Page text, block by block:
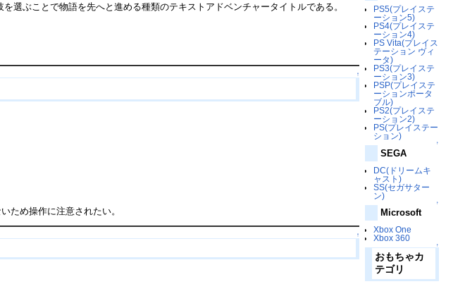
選ぶことで物語を先へと進める種類のテキストアドベンチャータイトルである。
↑
ため操作に注意されたい。
↑
PS5(プレイステ
ーション5)
PS4(プレイステ
ーション4)
PS Vita(プレイス
テーション ヴィ
ータ)
PS3(プレイステ
ーション3)
PSP(プレイステ
ーションポータ
ブル)
PS2(プレイステ
ーション2)
PS(プレイステー
ション)
↑
SEGA
DC(ドリームキ
ャスト)
SS(セガサター
ン)
↑
Microsoft
Xbox One
Xbox 360
↑
おもちゃカ
テゴリ